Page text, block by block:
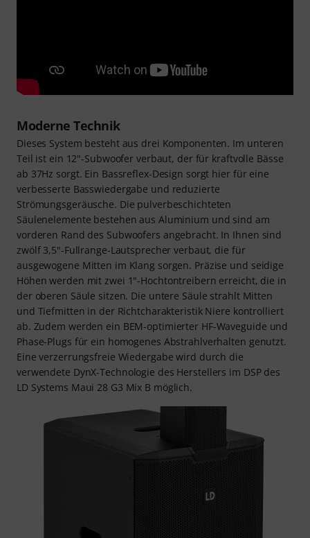
Moderne Technik
Dieses System besteht aus drei Komponenten. Im unteren
Teil ist ein 12"-Subwoofer verbaut, der für kraftvolle Bässe
ab 37Hz sorgt. Ein Bassreflex-Design sorgt hier für eine
verbesserte Basswiedergabe und reduzierte
Strömungsgeräusche. Die pulverbeschichteten
Säulenelemente bestehen aus Aluminium und sind am
vorderen Rand des Subwoofers angebracht. In Ihnen sind
zwölf 3,5"-Fullrange-Lautsprecher verbaut, die für
ausgewogene Mitten im Klang sorgen. Präzise und seidige
Höhen werden mit zwei 1"-Hochtontreibern erreicht, die in
der oberen Säule sitzen. Die untere Säule strahlt Mitten
und Tiefmitten in der Richtcharakteristik Niere kontrolliert
ab. Zudem werden ein BEM-optimierter HF-Waveguide und
Phase-Plugs für ein homogenes Abstrahlverhalten genutzt.
Eine verzerrungsfreie Wiedergabe wird durch die
verwendete DynX-Technologie des Herstellers im DSP des
LD Systems Maui 28 G3 Mix B möglich.